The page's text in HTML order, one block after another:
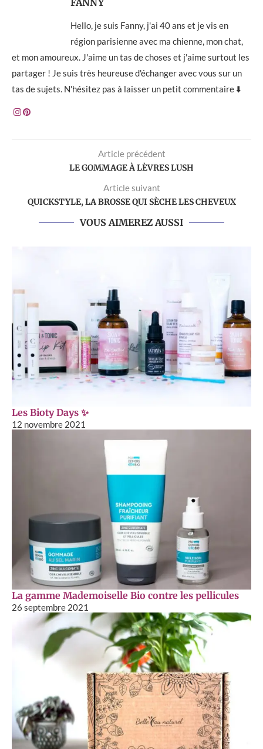
FANNY
Hello, je suis Fanny, j'ai 40 ans et je vis en
région parisienne avec ma chienne, mon chat,
et mon amoureux. J'aime un tas de choses et j'aime surtout les
partager ! Je suis très heureuse d'échanger avec vous sur un
tas de sujets. N'hésitez pas à laisser un petit commentaire ⬇️
Article précédent
LE GOMMAGE À LÈVRES LUSH
Article suivant
QUICKSTYLE, LA BROSSE QUI SÈCHE LES CHEVEUX
VOUS AIMEREZ AUSSI
Les Bioty Days ✨
12 novembre 2021
La gamme Mademoiselle Bio contre les pellicules
26 septembre 2021